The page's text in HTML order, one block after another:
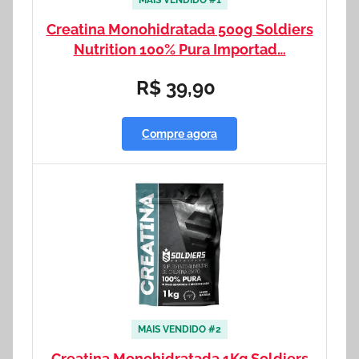
Creatina Monohidratada 500g Soldiers
Nutrition 100% Pura Importad…
R$ 39,90
Compre agora
MAIS VENDIDO #2